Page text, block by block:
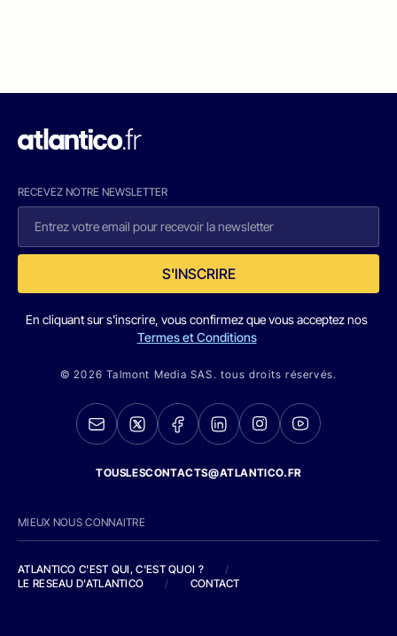
RECEVEZ NOTRE NEWSLETTER
S'INSCRIRE
En cliquant sur s'inscrire, vous confirmez que vous acceptez nos
Termes et Conditions
© 2026 Talmont Media SAS. tous droits réservés.
TOUSLESCONTACTS@ATLANTICO.FR
MIEUX NOUS CONNAITRE
ATLANTICO C'EST QUI, C'EST QUOI ?
/
LE RESEAU D'ATLANTICO
/ CONTACT